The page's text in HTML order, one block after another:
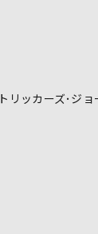
トリッカーズ･ジ